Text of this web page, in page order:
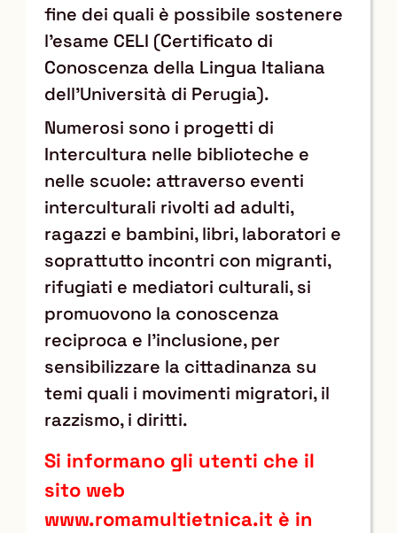
fine dei quali è possibile sostenere
l’esame CELI (Certificato di
Conoscenza della Lingua Italiana
dell’Università di Perugia).
Numerosi sono i progetti di
Intercultura nelle biblioteche e
nelle scuole: attraverso eventi
interculturali rivolti ad adulti,
ragazzi e bambini, libri, laboratori e
soprattutto incontri con migranti,
rifugiati e mediatori culturali, si
promuovono la conoscenza
reciproca e l’inclusione, per
sensibilizzare la cittadinanza su
temi quali i movimenti migratori, il
razzismo, i diritti.
Si informano gli utenti che il
sito web
www.romamultietnica.it è in